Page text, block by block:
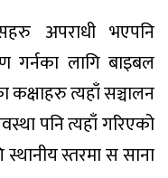
अपराधी भएपनि
गर्नका लागि बाइबल
त्यहाँ सञ्चालन
पनि त्यहाँ गरिएको
स्तरमा स साना